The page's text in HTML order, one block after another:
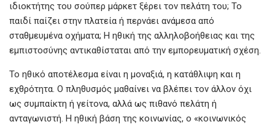
ιδιοκτήτης του σούπερ μάρκετ ξέρει τον πελάτη του; Το
παιδί παίζει στην πλατεία ή περνάει ανάμεσα από
σταθμευμένα οχήματα; Η ηθική της αλληλοβοήθειας και της
εμπιστοσύνης αντικαθίσταται από την εμπορευματική σχέση.
Το ηθικό αποτέλεσμα είναι η μοναξιά, η κατάθλιψη και η
εχθρότητα. Ο πληθυσμός μαθαίνει να βλέπει τον άλλον όχι
ως συμπαίκτη ή γείτονα, αλλά ως πιθανό πελάτη ή
ανταγωνιστή. Η ηθική βάση της κοινωνίας, ο «κοινωνικός